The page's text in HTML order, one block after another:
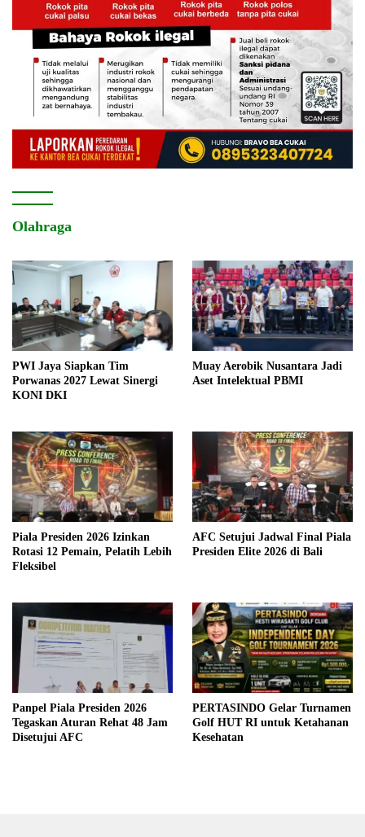
Olahraga
PWI Jaya Siapkan Tim
Porwanas 2027 Lewat Sinergi
KONI DKI
Muay Aerobik Nusantara Jadi
Aset Intelektual PBMI
Piala Presiden 2026 Izinkan
Rotasi 12 Pemain, Pelatih Lebih
Fleksibel
AFC Setujui Jadwal Final Piala
Presiden Elite 2026 di Bali
Panpel Piala Presiden 2026
Tegaskan Aturan Rehat 48 Jam
Disetujui AFC
PERTASINDO Gelar Turnamen
Golf HUT RI untuk Ketahanan
Kesehatan